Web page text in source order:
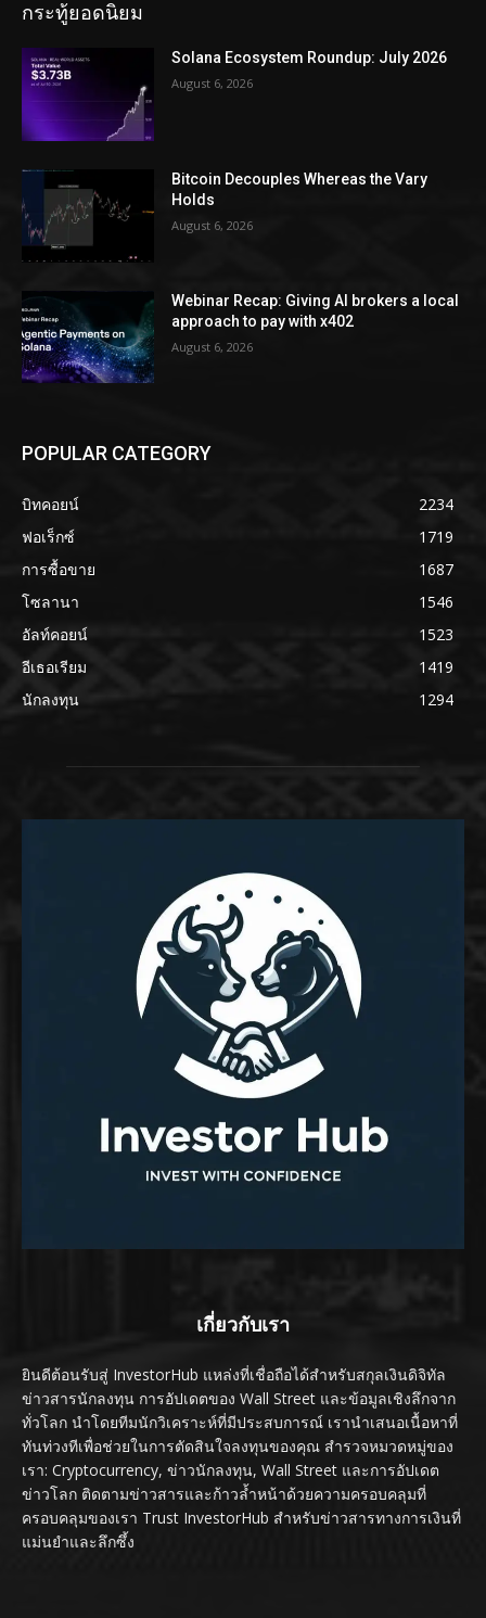
กระทู้ยอดนิยม
Solana Ecosystem Roundup: July 2026
August 6, 2026
Bitcoin Decouples Whereas the Vary
Holds
August 6, 2026
Webinar Recap: Giving AI brokers a local
approach to pay with x402
August 6, 2026
POPULAR CATEGORY
บิทคอยน์
2234
ฟอเร็กซ์
1719
การซื้อขาย
1687
โซลานา
1546
อัลท์คอยน์
1523
อีเธอเรียม
1419
นักลงทุน
1294
เกี่ยวกับเรา
ยินดีต้อนรับสู่ InvestorHub แหล่งที่เชื่อถือได้สำหรับสกุลเงินดิจิทัล
ข่าวสารนักลงทุน การอัปเดตของ Wall Street และข้อมูลเชิงลึกจาก
ทั่วโลก นำโดยทีมนักวิเคราะห์ที่มีประสบการณ์ เรานำเสนอเนื้อหาที่
ทันท่วงทีเพื่อช่วยในการตัดสินใจลงทุนของคุณ สำรวจหมวดหมู่ของ
เรา: Cryptocurrency, ข่าวนักลงทุน, Wall Street และการอัปเดต
ข่าวโลก ติดตามข่าวสารและก้าวล้ำหน้าด้วยความครอบคลุมที่
ครอบคลุมของเรา Trust InvestorHub สำหรับข่าวสารทางการเงินที่
แม่นยำและลึกซึ้ง